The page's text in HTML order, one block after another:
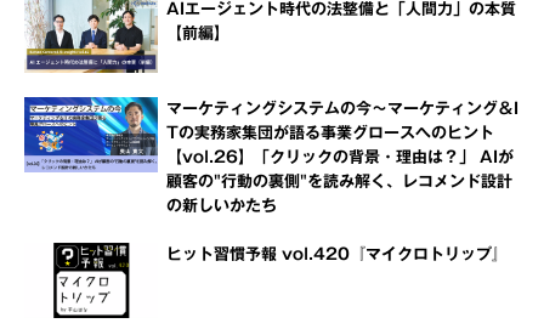
AIエージェント時代の法整備と「人間力」の本質
【前編】
マーケティングシステムの今～マーケティング＆I
Tの実務家集団が語る事業グロースへのヒント
【vol.26】「クリックの背景・理由は？」 AIが
顧客の"行動の裏側"を読み解く、レコメンド設計
の新しいかたち
ヒット習慣予報 vol.420『マイクロトリップ』